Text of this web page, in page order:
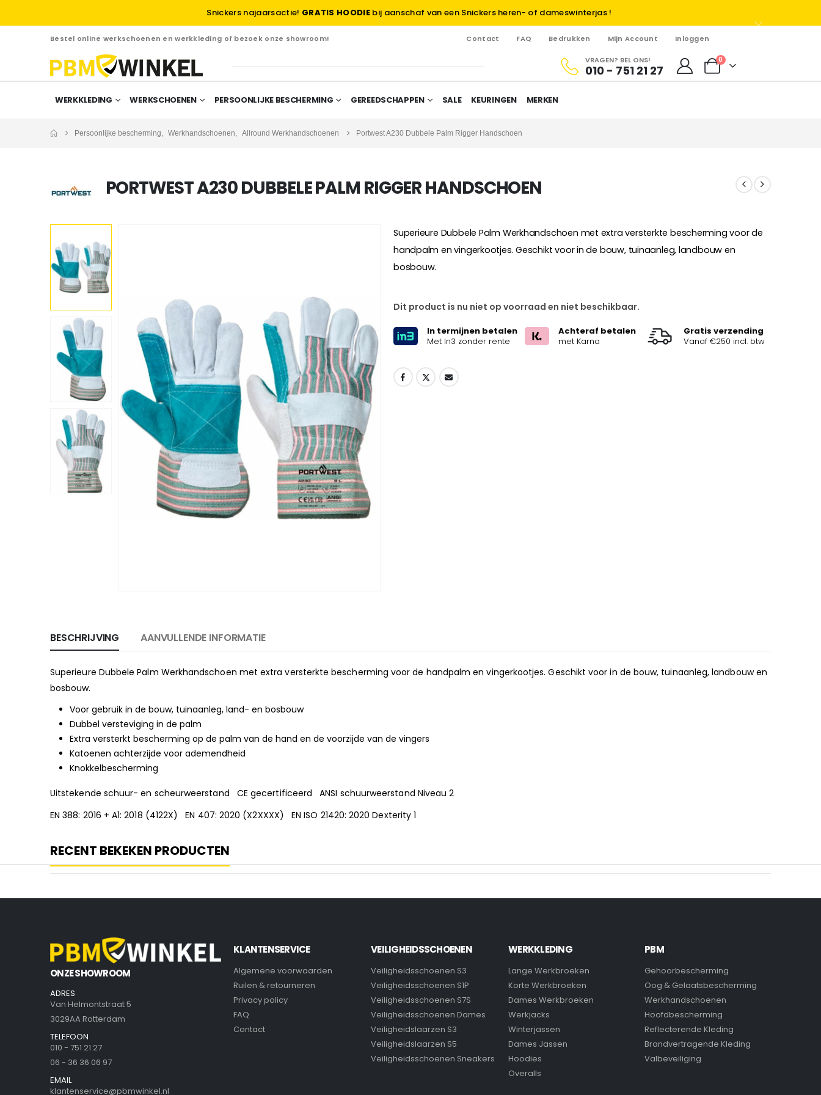
Snickers najaarsactie! GRATIS HOODIE bij aanschaf van een Snickers heren- of dameswinterjas !
Bestel online werkschoenen en werkkleding of bezoek onze showroom! Contact FAQ Bedrukken Mijn Account Inloggen
VRAGEN? BEL ONS!
010 - 751 21 27
0
WERKKLEDING WERKSCHOENEN PERSOONLIJKE BESCHERMING GEREEDSCHAPPEN SALE KEURINGEN MERKEN
Persoonlijke bescherming, Werkhandschoenen, Allround Werkhandschoenen Portwest A230 Dubbele Palm Rigger Handschoen
PORTWEST A230 DUBBELE PALM RIGGER HANDSCHOEN
Superieure Dubbele Palm Werkhandschoen met extra versterkte bescherming voor de
handpalm en vingerkootjes. Geschikt voor in de bouw, tuinaanleg, landbouw en
bosbouw.
Dit product is nu niet op voorraad en niet beschikbaar.
In termijnen betalen
Met In3 zonder rente
Achteraf betalen
met Karna
Gratis verzending
Vanaf €250 incl. btw
BESCHRIJVING AANVULLENDE INFORMATIE
Superieure Dubbele Palm Werkhandschoen met extra versterkte bescherming voor de handpalm en vingerkootjes. Geschikt voor in de bouw, tuinaanleg, landbouw en
bosbouw.
Voor gebruik in de bouw, tuinaanleg, land- en bosbouw
Dubbel versteviging in de palm
Extra versterkt bescherming op de palm van de hand en de voorzijde van de vingers
Katoenen achterzijde voor ademendheid
Knokkelbescherming
Uitstekende schuur- en scheurweerstand CE gecertificeerd ANSI schuurweerstand Niveau 2
EN 388: 2016 + A1: 2018 (4122X) EN 407: 2020 (X2XXXX) EN ISO 21420: 2020 Dexterity 1
RECENT BEKEKEN PRODUCTEN
ONZE SHOWROOM
ADRES
Van Helmontstraat 5
3029AA Rotterdam
TELEFOON
010 - 751 21 27
06 - 36 36 06 97
EMAIL
klantenservice@pbmwinkel.nl
KLANTENSERVICE
Algemene voorwaarden
Ruilen & retourneren
Privacy policy
FAQ
Contact
VEILIGHEIDSSCHOENEN
Veiligheidsschoenen S3
Veiligheidsschoenen S1P
Veiligheidsschoenen S7S
Veiligheidsschoenen Dames
Veiligheidslaarzen S3
Veiligheidslaarzen S5
Veiligheidsschoenen Sneakers
WERKKLEDING
Lange Werkbroeken
Korte Werkbroeken
Dames Werkbroeken
Werkjacks
Winterjassen
Dames Jassen
Hoodies
Overalls
PBM
Gehoorbescherming
Oog & Gelaatsbescherming
Werkhandschoenen
Hoofdbescherming
Reflecterende Kleding
Brandvertragende Kleding
Valbeveiliging